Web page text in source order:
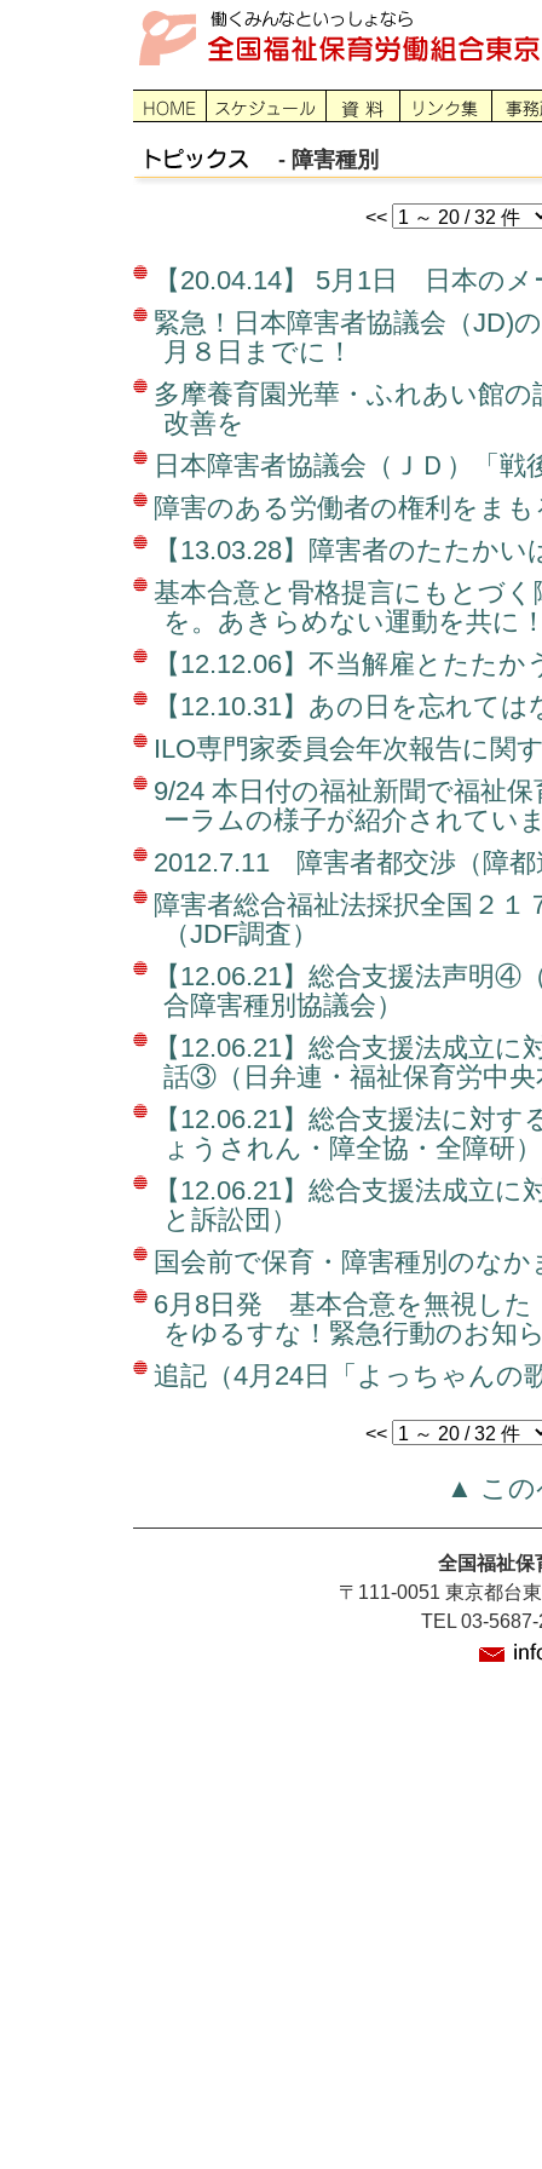
- 障害種別
<<
【20.04.14】 5月1日 日本の
緊急！日本障害者協議会（JD)
月８日までに！
多摩養育園光華・ふれあい館
改善を
日本障害者協議会（ＪＤ）「戦
障害のある労働者の権利をま
【13.03.28】障害者のたたか
基本合意と骨格提言にもとづ
を。あきらめない運動を共に
【12.12.06】不当解雇とたた
【12.10.31】あの日を忘れて
ILO専門家委員会年次報告に関
9/24 本日付の福祉新聞で福祉
ーラムの様子が紹介されてい
2012.7.11 障害者都交渉（障都
障害者総合福祉法採択全国２１
（JDF調査）
【12.06.21】総合支援法声明④
合障害種別協議会）
【12.06.21】総合支援法成立
話③（日弁連・福祉保育労中央
【12.06.21】総合支援法に対
ょうされん・障全協・全障研）
【12.06.21】総合支援法成立
と訴訟団）
国会前で保育・障害種別のなか
6月8日発 基本合意を無視した
をゆるすな！緊急行動のお知
追記（4月24日「よっちゃんの
<<
▲ この
全国福祉保
〒111-0051 東京都台
TEL 03-